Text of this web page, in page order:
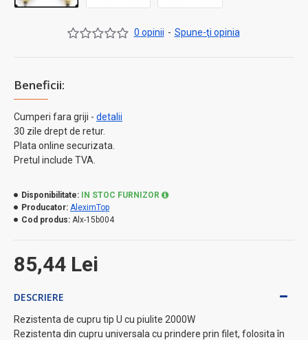
Beneficii:
Cumperi fara griji - detalii
30 zile drept de retur.
Plata online securizata.
Pretul include TVA.
0 opinii - Spune-ţi opinia
85,44 Lei
Disponibilitate: IN STOC FURNIZOR
Producator: AleximTop
Cod produs: Alx-15b004
DESCRIERE
Rezistenta de cupru tip U cu piulite 2000W
Rezistenta din cupru universala cu prindere prin filet, folosita în